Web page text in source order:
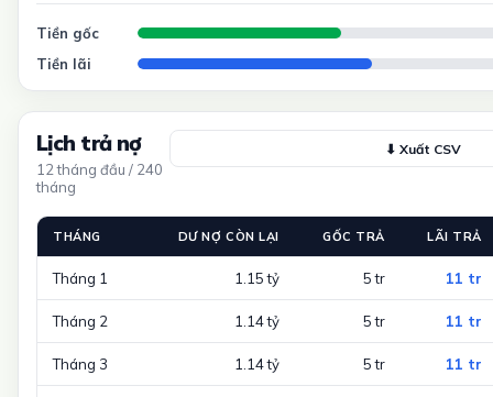
Tiền gốc
Tiền lãi
Lịch trả nợ
12 tháng đầu / 240
tháng
⬇ Xuất CSV
THÁNG DƯ NỢ CÒN LẠI GỐC TRẢ LÃI TRẢ
Tháng 1 1.15 tỷ 5 tr 11 tr
Tháng 2 1.14 tỷ 5 tr 11 tr
Tháng 3 1.14 tỷ 5 tr 11 tr